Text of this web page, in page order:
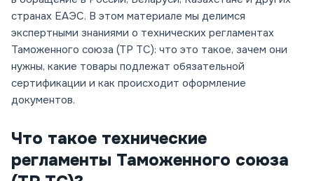
странах ЕАЭС. В этом материале мы делимся
экспертными знаниями о технических регламентах
Таможенного союза (ТР ТС): что это такое, зачем они
нужны, какие товары подлежат обязательной
сертификации и как происходит оформление
документов.
Что такое технические
регламенты Таможенного союза